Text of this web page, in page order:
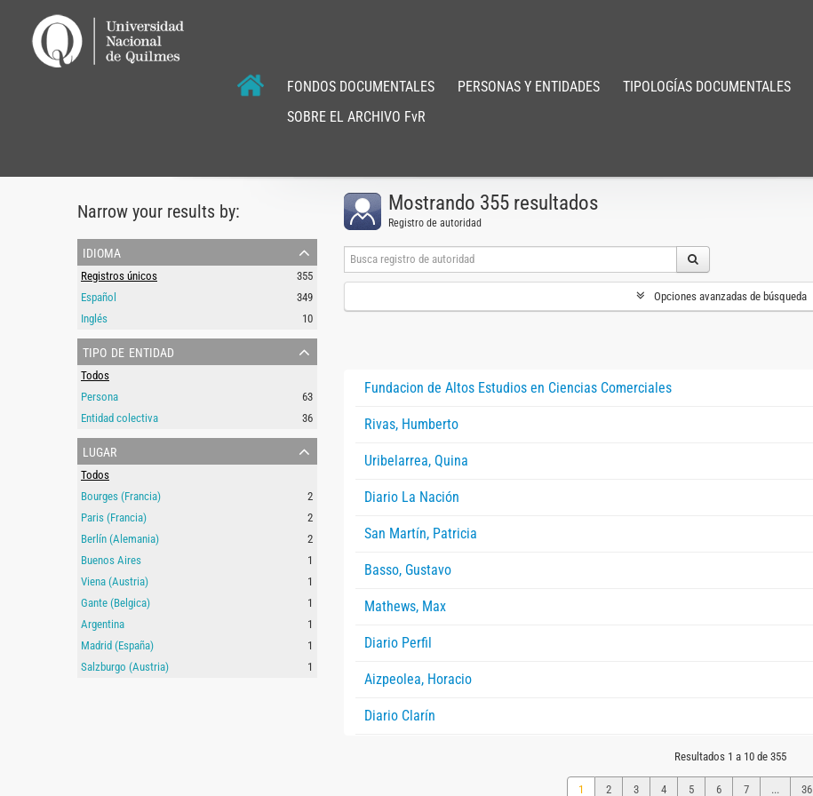
FONDOS DOCUMENTALES PERSONAS Y ENTIDADES TIPOLOGÍAS DOCUMENTALES
SOBRE EL ARCHIVO FvR
Narrow your results by:
idioma
Registros únicos
355
Español
349
Inglés
10
tipo de entidad
Todos
Persona
63
Entidad colectiva
36
lugar
Todos
Bourges (Francia)
2
Paris (Francia)
2
Berlín (Alemania)
2
Buenos Aires
1
Viena (Austria)
1
Gante (Belgica)
1
Argentina
1
Madrid (España)
1
Salzburgo (Austria)
1
Mostrando 355 resultados
Registro de autoridad
Opciones avanzadas de búsqueda
Fundacion de Altos Estudios en Ciencias Comerciales
Rivas, Humberto
Uribelarrea, Quina
Diario La Nación
San Martín, Patricia
Basso, Gustavo
Mathews, Max
Diario Perfil
Aizpeolea, Horacio
Diario Clarín
Resultados 1 a 10 de 355
1 2 3 4 5 6 7 ... 36